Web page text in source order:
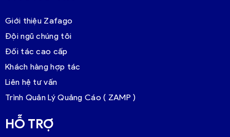
Giới thiệu Zafago
Đội ngũ chúng tôi
Đối tác cao cấp
Khách hàng hợp tác
Liên hệ tư vấn
Trình Quản Lý Quảng Cáo ( ZAMP )
HỖ TRỢ